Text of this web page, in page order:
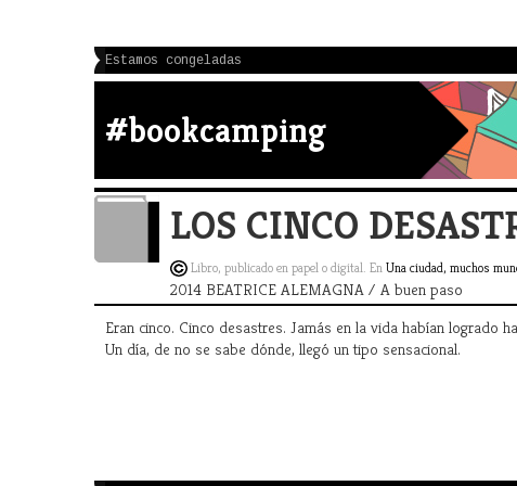
Estamos congeladas
#bookcamping
LOS CINCO
Libro, publicado en papel o digital. EnUna ciudad, muchos
2014 BEATRICE ALEMAGNA / A buen paso
Eran cinco. Cinco desastres. Jamás en la vida habían logrado
Un día, de no se sabe dónde, llegó un tipo sensacional.